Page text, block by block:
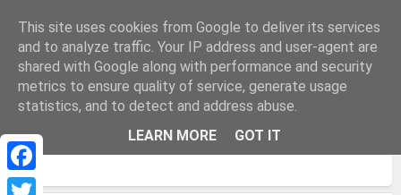
Facebook
LA DESBANDÁ. UN GENOCIDIO EN
ANDALUCÍA
This site uses cookies from Google to deliver its services
and to analyze traffic. Your IP address and user-agent are
shared with Google along with performance and security
metrics to ensure quality of service, generate usage
statistics, and to detect and address abuse.
LEARN MORE
GOT IT